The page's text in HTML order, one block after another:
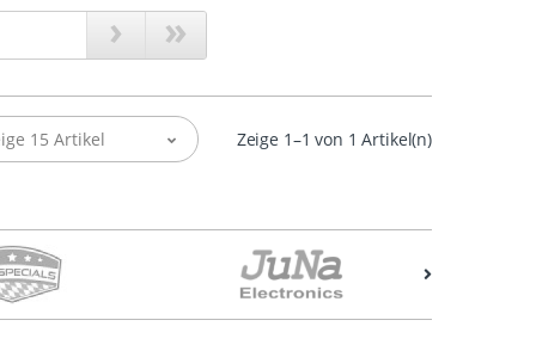
› »
15 Artikel Zeige 1–1 von 1 Artikel(n)